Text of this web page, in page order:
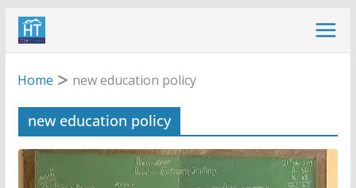
Skip
Home
new education policy
new education policy